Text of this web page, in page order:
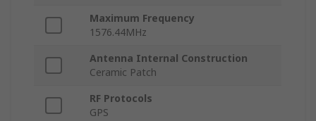
Maximum Frequency
1576.44MHz
Antenna Internal Construction
Ceramic Patch
RF Protocols
GPS